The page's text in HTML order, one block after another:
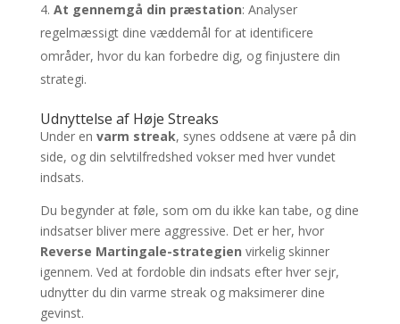
At gennemgå din præstation: Analyser
regelmæssigt dine væddemål for at identificere
områder, hvor du kan forbedre dig, og finjustere din
strategi.
Udnyttelse af Høje Streaks
Under en varm streak, synes oddsene at være på din
side, og din selvtilfredshed vokser med hver vundet
indsats.
Du begynder at føle, som om du ikke kan tabe, og dine
indsatser bliver mere aggressive. Det er her, hvor
Reverse Martingale-strategien virkelig skinner
igennem. Ved at fordoble din indsats efter hver sejr,
udnytter du din varme streak og maksimerer dine
gevinst.